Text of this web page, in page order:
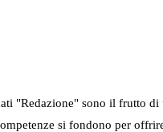
"Redazione" sono il frutto di
si fondono per